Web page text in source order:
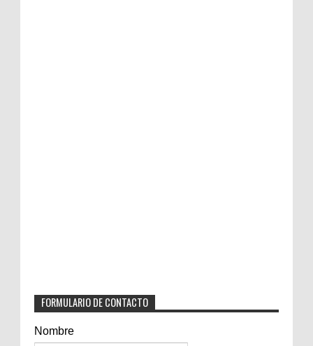
FORMULARIO DE CONTACTO
Nombre